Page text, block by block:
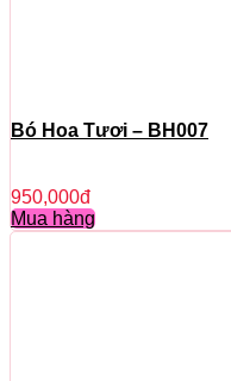
Bó Hoa Tươi – BH007
950,000đ
Mua hàng